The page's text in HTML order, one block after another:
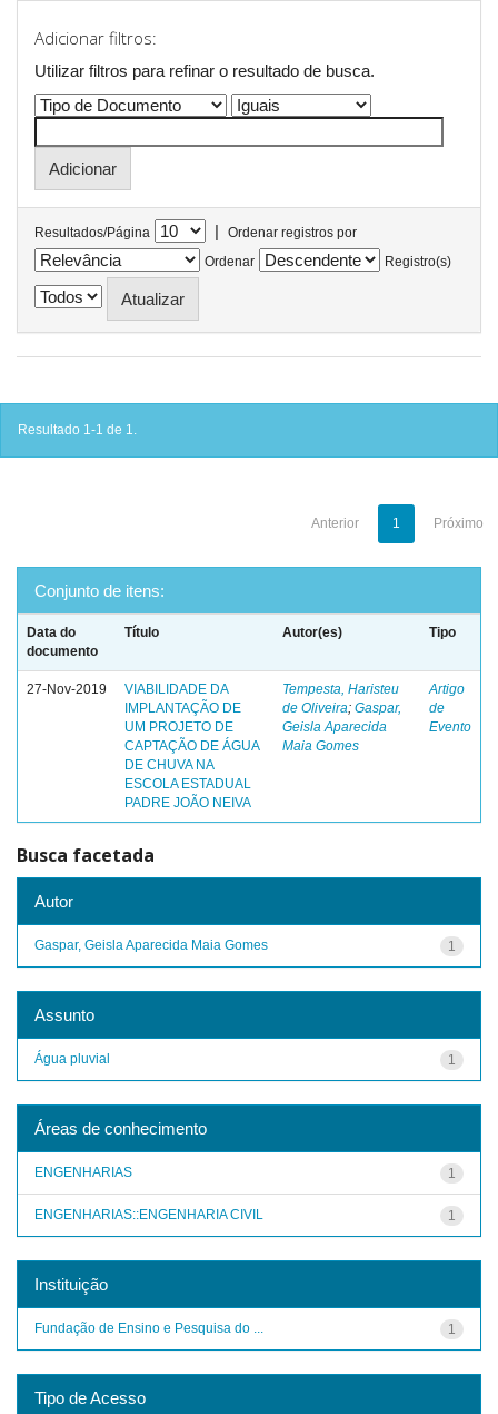
Adicionar filtros:
Utilizar filtros para refinar o resultado de busca.
Resultados/Página |
Ordenar registros por
Ordenar
Registro(s)
Resultado 1-1 de 1.
Anterior 1 Próximo
Conjunto de itens:
Data do
documento
Título Autor(es) Tipo
27-Nov-2019
VIABILIDADE DA
IMPLANTAÇÃO DE
UM PROJETO DE
CAPTAÇÃO DE ÁGUA
DE CHUVA NA
ESCOLA ESTADUAL
PADRE JOÃO NEIVA
Tempesta, Haristeu
de Oliveira; Gaspar,
Geisla Aparecida
Maia Gomes
Artigo
de
Evento
Busca facetada
Autor
1
Gaspar, Geisla Aparecida Maia Gomes
Assunto
1
Água pluvial
Áreas de conhecimento
1
ENGENHARIAS
1
ENGENHARIAS::ENGENHARIA CIVIL
Instituição
1
Fundação de Ensino e Pesquisa do ...
Tipo de Acesso